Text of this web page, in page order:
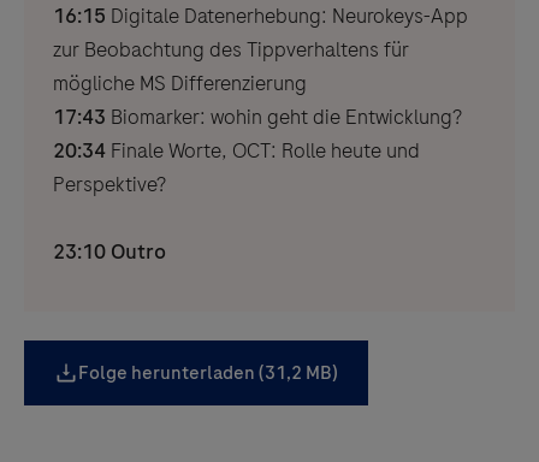
16:15 Digitale Datenerhebung: Neurokeys-App
zur Beobachtung des Tippverhaltens für
mögliche MS Differenzierung
17:43 Biomarker: wohin geht die Entwicklung?
20:34 Finale Worte, OCT: Rolle heute und
Perspektive?
23:10 Outro
Folge herunterladen (31,2 MB)